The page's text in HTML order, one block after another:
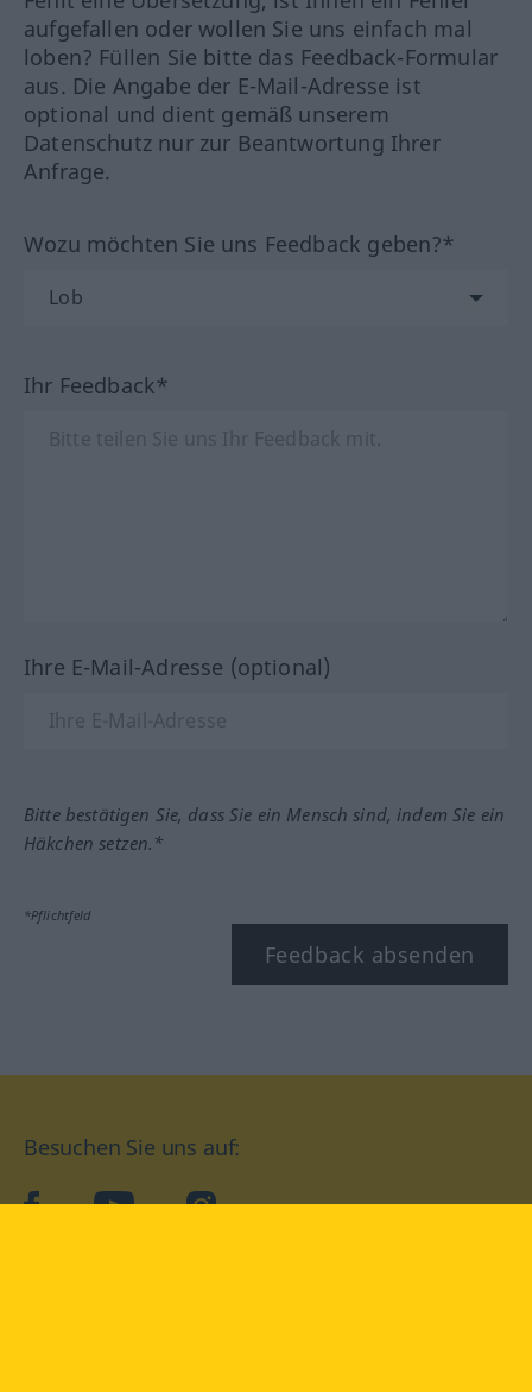
aufgefallen oder wollen Sie uns einfach mal
loben? Füllen Sie bitte das Feedback-Formular
aus. Die Angabe der E-Mail-Adresse ist
optional und dient gemäß unserem
Datenschutz nur zur Beantwortung Ihrer
Anfrage.
Wozu möchten Sie uns Feedback geben?*
Ihr Feedback*
Ihre E-Mail-Adresse (optional)
Bitte bestätigen Sie, dass Sie ein Mensch sind, indem Sie ein
Häkchen setzen.*
*Pflichtfeld
Feedback absenden
Besuchen Sie uns auf:
facebookYouTube Instagram